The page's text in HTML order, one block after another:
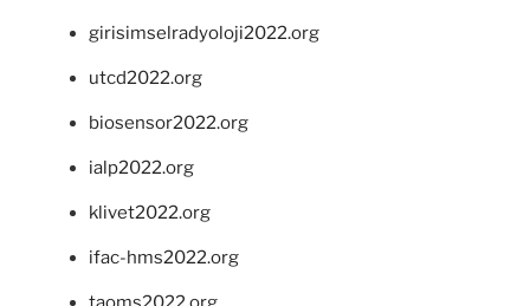
girisimselradyoloji2022.org
utcd2022.org
biosensor2022.org
ialp2022.org
klivet2022.org
ifac-hms2022.org